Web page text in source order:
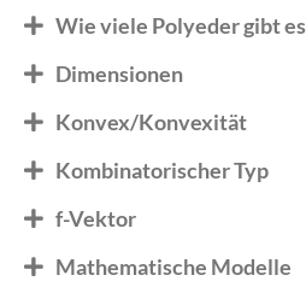
Wie viele Polyeder gibt
Dimensionen
Konvex/Konvexität
Kombinatorischer Typ
f-Vektor
Mathematische Modelle